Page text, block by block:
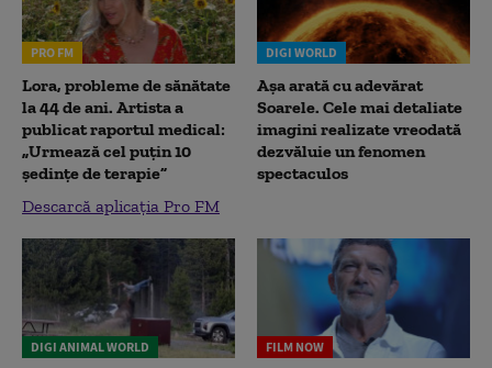
PRO FM
Lora, probleme de sănătate
la 44 de ani. Artista a
publicat raportul medical:
„Urmează cel puțin 10
ședințe de terapie”
Descarcă aplicația Pro FM
DIGI WORLD
Așa arată cu adevărat
Soarele. Cele mai detaliate
imagini realizate vreodată
dezvăluie un fenomen
spectaculos
DIGI ANIMAL WORLD FILM NOW